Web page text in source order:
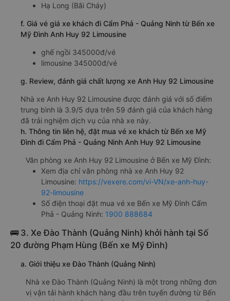
Hạ Long (Bãi Cháy)
f. Giá vé giá xe khách đi Cẩm Phả - Quảng Ninh từ Bến xe
Mỹ Đình Anh Huy 92 Limousine
ghế ngồi 345000đ/vé
limousine 345000đ/vé
g. Review, đánh giá chất lượng xe Anh Huy 92 Limousine
Nhà xe Anh Huy 92 Limousine được đánh giá với số điểm
trung bình là 3.9/5 dựa trên 59 đánh giá của khách hàng
đã trải nghiệm dịch vụ của nhà xe này.
h. Thông tin liên hệ, đặt mua vé xe khách từ Bến xe Mỹ
Đình đi Cẩm Phả - Quảng Ninh Anh Huy 92 Limousine
Văn phòng xe Anh Huy 92 Limousine ở Bến xe Mỹ Đình:
Xem địa chỉ văn phòng nhà xe Anh Huy 92
Limousine: https://vexere.com/vi-VN/xe-anh-huy-
92-limousine
Số điện thoại đặt mua vé xe Bến xe Mỹ Đình Cẩm
Phả - Quảng Ninh: 1900 888684
🚌 3. Xe Đào Thành (Quảng Ninh) khởi hành tại Số
20 đường Phạm Hùng (Bến xe Mỹ Đình)
a. Giới thiệu xe Đào Thành (Quảng Ninh)
Nhà xe Đào Thành (Quảng Ninh) là một trong những đơn
vị vận tải hành khách hàng đầu trên tuyến đường từ Bến